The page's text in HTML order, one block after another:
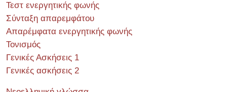
Τεστ ενεργητικής φωνής
Σύνταξη απαρεμφάτου
Απαρέμφατα ενεργητικής φωνής
Τονισμός
Γενικές Ασκήσεις 1
Γενικές ασκήσεις 2